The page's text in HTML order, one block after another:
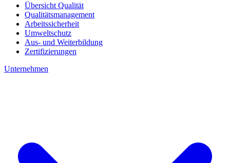
Übersicht Qualität
Qualitätsmanagement
Arbeitssicherheit
Umweltschutz
Aus- und Weiterbildung
Zertifizierungen
Unternehmen